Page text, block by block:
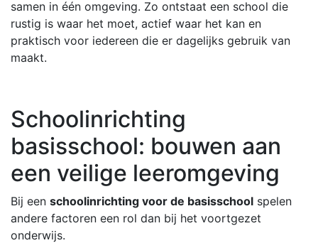
samen in één omgeving. Zo ontstaat een school die
rustig is waar het moet, actief waar het kan en
praktisch voor iedereen die er dagelijks gebruik van
maakt.
Schoolinrichting
basisschool: bouwen aan
een veilige leeromgeving
Bij een schoolinrichting voor de basisschool spelen
andere factoren een rol dan bij het voortgezet
onderwijs.